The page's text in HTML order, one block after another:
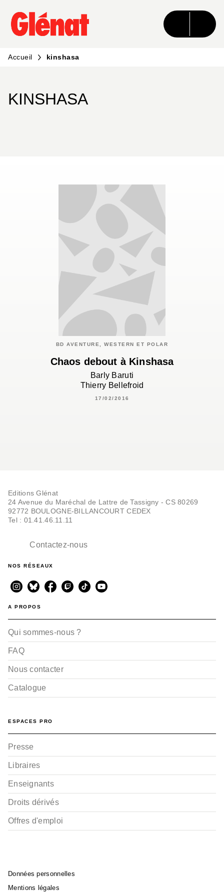
MENU RECHERCHE CONTENU
PIED DE PAGE
Accueil kinshasa
KINSHASA
BD AVENTURE, WESTERN ET POLAR
Chaos debout à Kinshasa
Barly Baruti
Thierry Bellefroid
17/02/2016
Editions Glénat
24 Avenue du Maréchal de Lattre de Tassigny - CS 80269
92772 BOULOGNE-BILLANCOURT CEDEX
Tel : 01.41.46.11.11
Contactez-nous
NOS RÉSEAUX
A PROPOS
Qui sommes-nous ?
FAQ
Nous contacter
Catalogue
ESPACES PRO
Presse
Libraires
Enseignants
Droits dérivés
Offres d'emploi
Données personnelles
Mentions légales